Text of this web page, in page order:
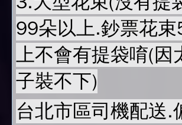
99朵以上.鈔票花
上不會有提袋唷(因
子裝不下)
台北市區司機配送.